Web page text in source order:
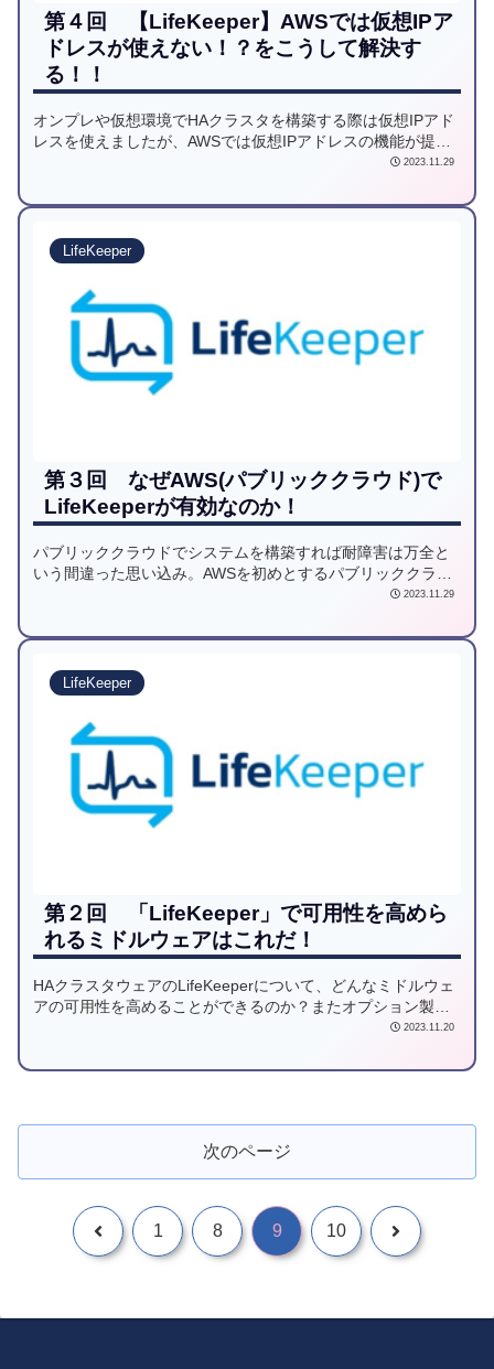
第４回 【LifeKeeper】AWSでは仮想IPア
ドレスが使えない！？をこうして解決す
る！！
オンプレや仮想環境でHAクラスタを構築する際は仮想IPアド
レスを使えましたが、AWSでは仮想IPアドレスの機能が提供
されません。この課題をLifeKeeperがどのように解決してい
2023.11.29
LifeKeeper
第３回 なぜAWS(パブリッククラウド)で
LifeKeeperが有効なのか！
パブリッククラウドでシステムを構築すれば耐障害は万全と
いう間違った思い込み。AWSを初めとするパブリッククラウ
2023.11.29
LifeKeeper
第２回 「LifeKeeper」で可用性を高めら
れるミドルウェアはこれだ！
HAクラスタウェアのLifeKeeperについて、どんなミドルウェ
アの可用性を高めることができるのか？またオプション製品
2023.11.20
次のページ
1 8 9 10